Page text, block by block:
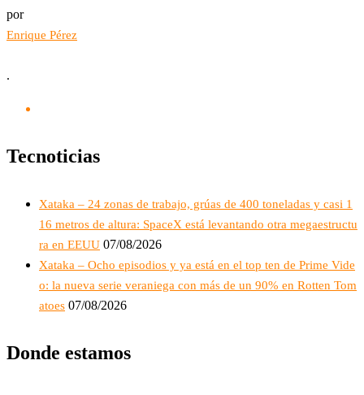
por
Enrique Pérez
.
Tecnoticias
Xataka – 24 zonas de trabajo, grúas de 400 toneladas y casi 1
16 metros de altura: SpaceX está levantando otra megaestructu
ra en EEUU 07/08/2026
Xataka – Ocho episodios y ya está en el top ten de Prime Vide
o: la nueva serie veraniega con más de un 90% en Rotten Tom
atoes 07/08/2026
Donde estamos